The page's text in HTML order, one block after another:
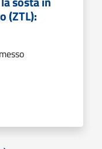
(ZTL):